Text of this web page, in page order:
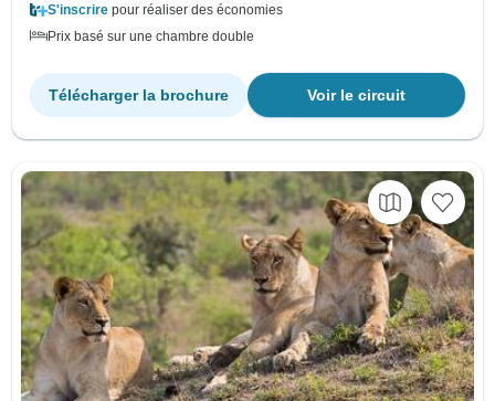
S'inscrire pour réaliser des économies
Prix basé sur une chambre double
Voir le circuit
Télécharger la brochure